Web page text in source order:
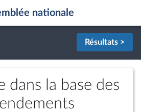
nationale
Résultats >
dans la base des